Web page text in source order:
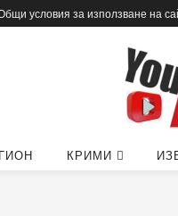
условия за използване на
КРИМИ